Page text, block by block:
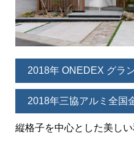
2018年 ONEDEX グラ
2018年三協アルミ全国
縦格子を中心とした美し